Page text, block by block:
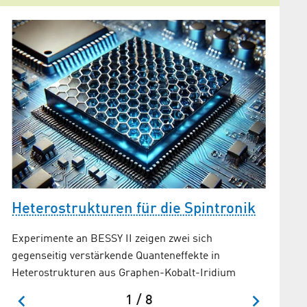
Heterostrukturen für die Spintronik
Experimente an BESSY II zeigen zwei sich
gegenseitig verstärkende Quanteneffekte in
Heterostrukturen aus Graphen-Kobalt-Iridium
HZB-
1 / 8